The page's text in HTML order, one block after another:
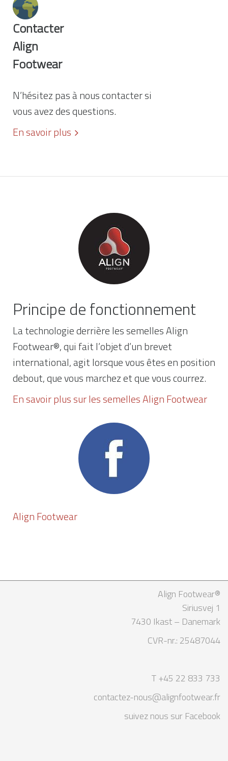
Contacter
Align
Footwear
N’hésitez pas à nous contacter si
vous avez des questions.
En savoir plus
Principe de fonctionnement
La technologie derrière les semelles Align
Footwear®, qui fait l’objet d’un brevet
international, agit lorsque vous êtes en position
debout, que vous marchez et que vous courrez.
En savoir plus sur les semelles Align Footwear
Align Footwear
Align Footwear®
Siriusvej 1
7430 Ikast – Danemark
CVR-nr.: 25487044
T +45 22 833 733
contactez-nous@alignfootwear.fr
suivez nous sur Facebook